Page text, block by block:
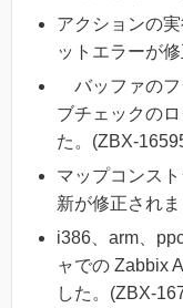
アクションの
ットエラーが
バッファのフ
ブチェックの
た。(ZBX-
マップコンス
新が修正され
i386、arm、
ャでの Zabbix
した。(ZBX-